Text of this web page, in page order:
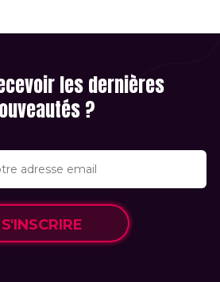
les dernières
?
S'INSCRIRE